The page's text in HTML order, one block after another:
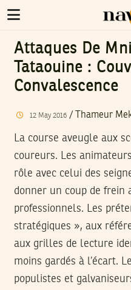
Attaques De
Tataouine :
Convalescence
12 May 2016/ Thameur
La course aveugle aux
coureurs. Les
rôle avec celui des
donner un coup de frein
professionnels. Les
stratégiques », aux
aux grilles de lecture
moins gardés à l’écart.
populistes et